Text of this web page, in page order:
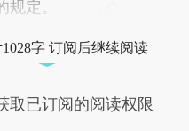
定。
字 订阅后继续阅读
取已订阅的阅读权限